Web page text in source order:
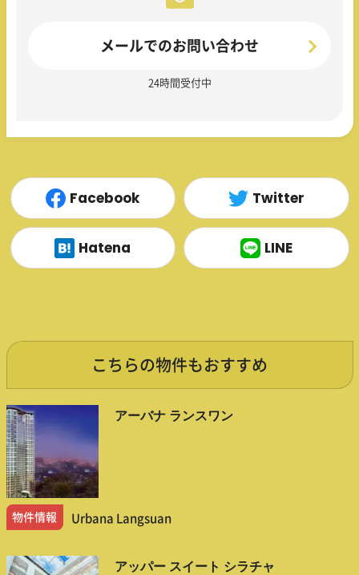
メールでのお問い合わせ
24時間受付中
Facebook Twitter
Hatena LINE
こちらの物件もおすすめ
アーバナ ランスワン
物件情報 Urbana Langsuan
アッパー スイート シラチャ